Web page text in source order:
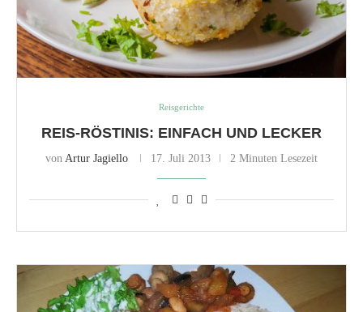
Reisgerichte
REIS-RÖSTINIS: EINFACH UND LECKER
von Artur Jagiello 17. Juli 2013 2 Minuten Lesezeit